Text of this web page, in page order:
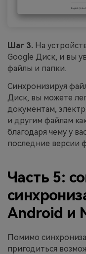
Шаг 3. На
Google Диск, и вы
файлы и папки.
Синхронизируя
Диск, вы можете
документам,
и другим файлам
благодаря чему у
последние версии
Часть 5:
Android и
Помимо
пригодиться